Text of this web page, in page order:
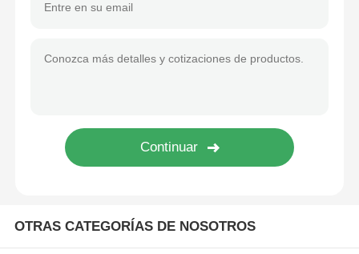
OTRAS CATEGORÍAS DE NOSOTROS